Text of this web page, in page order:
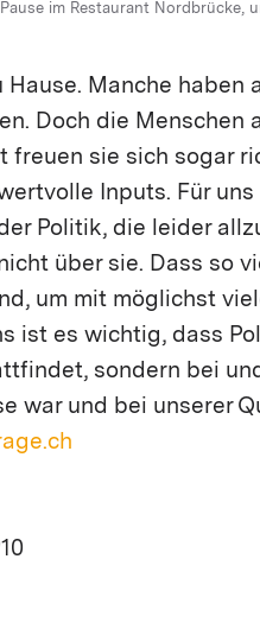
im Restaurant
Manche haben
Doch die Menschen
freuen sie sich sogar
Inputs. Für
Politik, die leider
über sie. Dass so
um mit möglichst
ist es wichtig, dass
sondern bei
war und bei unserer